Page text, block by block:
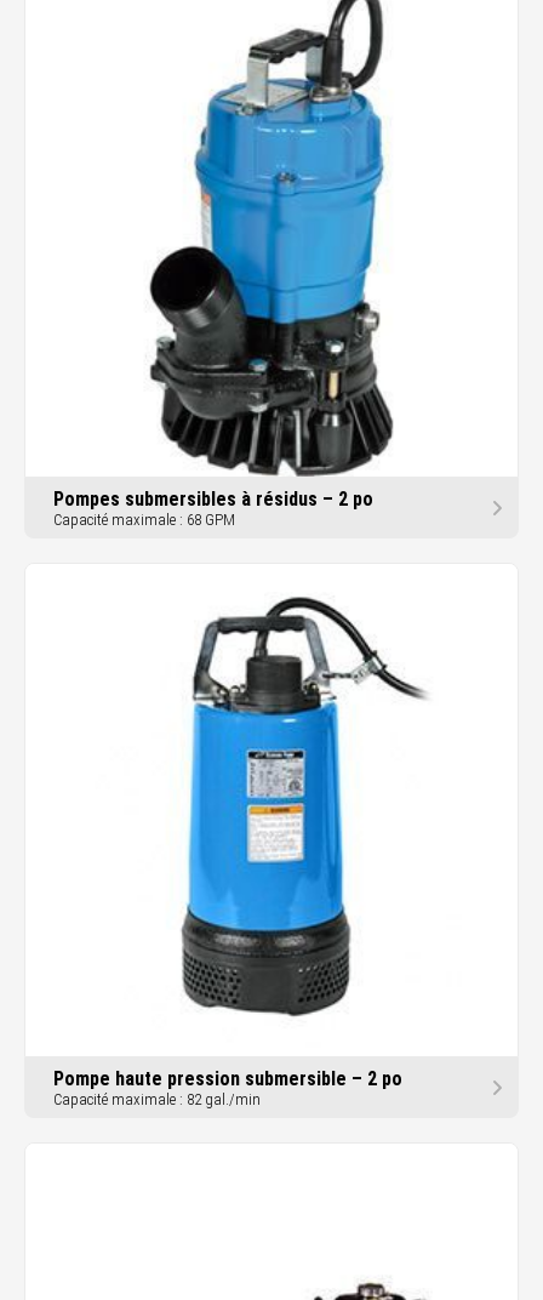
Pompes submersibles à résidus – 2 po
Capacité maximale : 68 GPM
Pompe haute pression submersible – 2 po
Capacité maximale : 82 gal./min